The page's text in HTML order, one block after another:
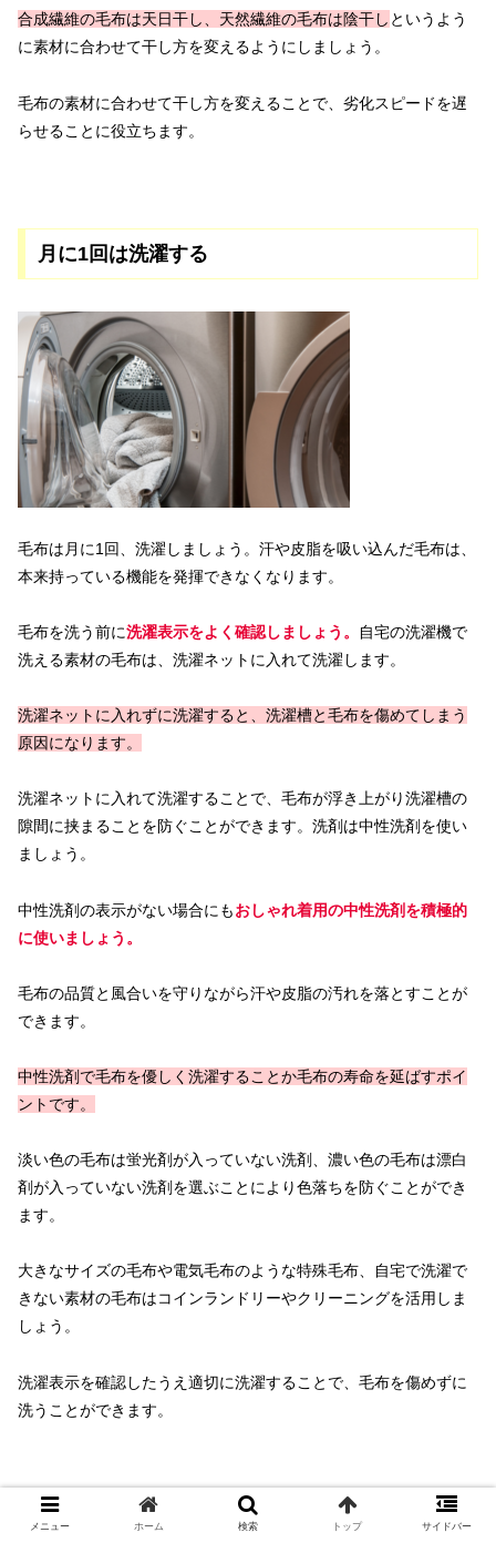
合成繊維の毛布は天日干し、天然繊維の毛布は陰干し というよう
に素材に合わせて干し方を変えるようにしましょう。
毛布の素材に合わせて干し方を変えることで、劣化スピードを遅
らせることに役立ちます。
月に1回は洗濯する
毛布は月に1回、洗濯しましょう。汗や皮脂を吸い込んだ毛布は、
本来持っている機能を発揮できなくなります。
毛布を洗う前に洗濯表示をよく確認しましょう。
自宅の洗濯機で
洗える素材の毛布は、洗濯ネットに入れて洗濯します。
洗濯ネットに入れずに洗濯すると、洗濯槽と毛布を傷めてしまう
原因になります。
洗濯ネットに入れて洗濯することで、毛布が浮き上がり洗濯槽の
隙間に挟まることを防ぐことができます。洗剤は中性洗剤を使い
ましょう。
中性洗剤の表示がない場合にもおしゃれ着用の中性洗剤を積極的
に使いましょう。
毛布の品質と風合いを守りながら汗や皮脂の汚れを落とすことが
できます。
中性洗剤で毛布を優しく洗濯することか毛布の寿命を延ばすポイ
ントです。
淡い色の毛布は蛍光剤が入っていない洗剤、濃い色の毛布は漂白
剤が入っていない洗剤を選ぶことにより色落ちを防ぐことができ
ます。
大きなサイズの毛布や電気毛布のような特殊毛布、自宅で洗濯で
きない素材の毛布はコインランドリーやクリーニングを活用しま
しょう。
洗濯表示を確認したうえ適切に洗濯することで、毛布を傷めずに
洗うことができます。
通気性が良い場所に収納する
メニュー ホーム 検索 トップ サイドバー